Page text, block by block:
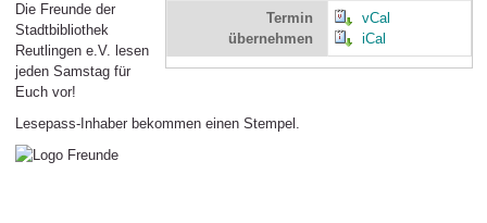
Termin
übernehmen
vCal
iCal
Die Freunde der
Stadtbibliothek
Reutlingen e.V. lesen
jeden Samstag für
Euch vor!
Lesepass-Inhaber bekommen einen Stempel.